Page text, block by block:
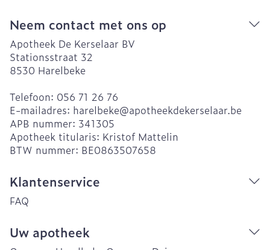
Neem contact met ons op
Apotheek De Kerselaar BV
Stationsstraat 32
8530 Harelbeke
Telefoon: 056 71 26 76
E-mailadres: harelbeke@apotheekdekerselaar.be
APB nummer: 341305
Apotheek titularis: Kristof Mattelin
BTW nummer: BE0863507658
Klantenservice
FAQ
Uw apotheek